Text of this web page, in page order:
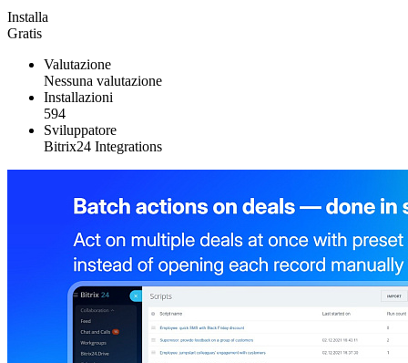
Installa
Gratis
Valutazione
Nessuna valutazione
Installazioni
594
Sviluppatore
Bitrix24 Integrations